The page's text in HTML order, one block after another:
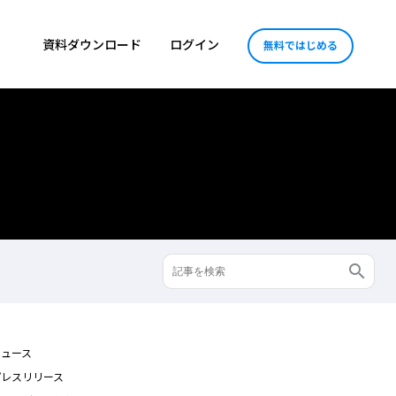
資料ダウンロード ログイン 無料ではじめる
ース
スリリース